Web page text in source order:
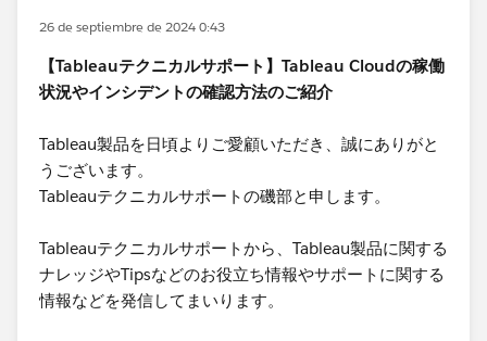
26 de septiembre de 2024 0:43
【Tableauテクニカルサポート】Tableau Cloudの稼働
状況やインシデントの確認方法のご紹介
Tableau製品を日頃よりご愛顧いただき、誠にありがと
うございます。
​Tableauテクニカルサポートの磯部と申します。
Tableauテクニカルサポートから、Tableau製品に関する
ナレッジやTipsなどのお役立ち情報やサポートに関する
情報などを発信してまいります。